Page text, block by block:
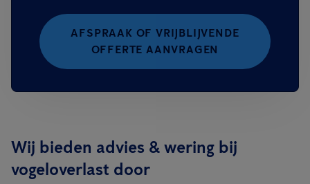
AFSPRAAK OF VRIJBLIJVENDE
OFFERTE AANVRAGEN
Wij bieden advies & wering bij
vogeloverlast door